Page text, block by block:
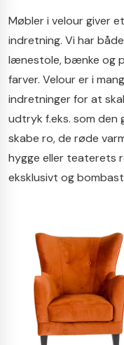
Møbler i velour giver
indretning. Vi har
lænestole, bænke og
farver. Velour er i
indretninger for at
udtryk f.eks. som den
skabe ro, de røde
hygge eller teaterets
eksklusivt og